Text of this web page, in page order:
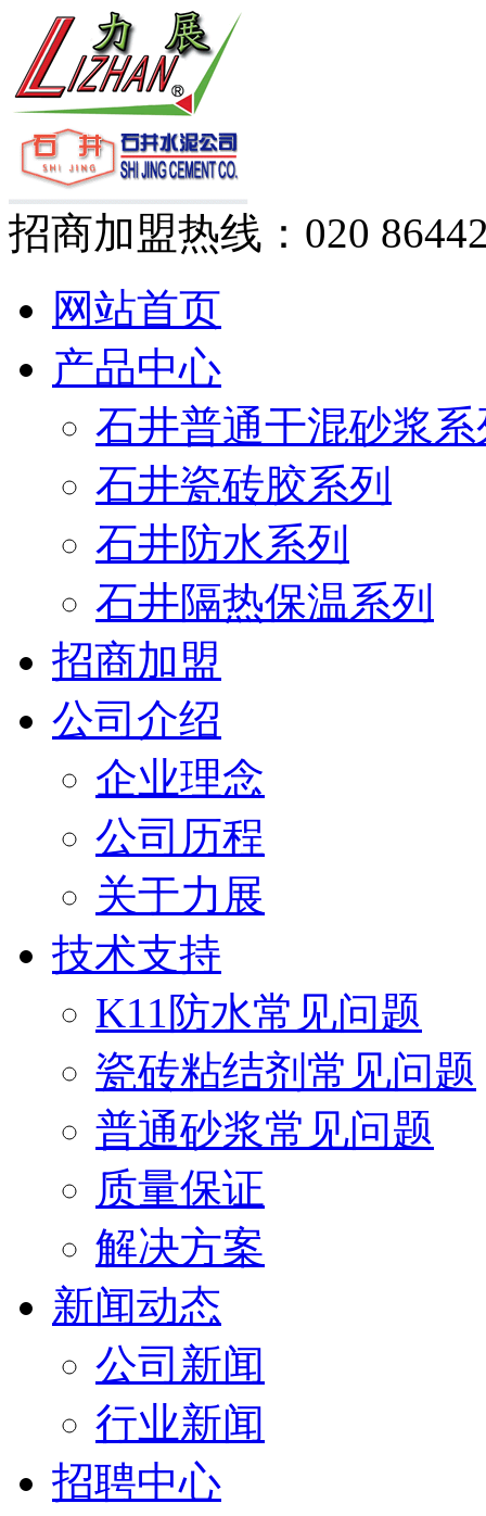
招商加盟热线： 020
网站首页
产品中心
石井普通干混砂浆系
石井瓷砖胶系列
石井防水系列
石井隔热保温系列
招商加盟
公司介绍
企业理念
公司历程
关于力展
技术支持
K11防水常见问题
瓷砖粘结剂常见问题
普通砂浆常见问题
质量保证
解决方案
新闻动态
公司新闻
行业新闻
招聘中心